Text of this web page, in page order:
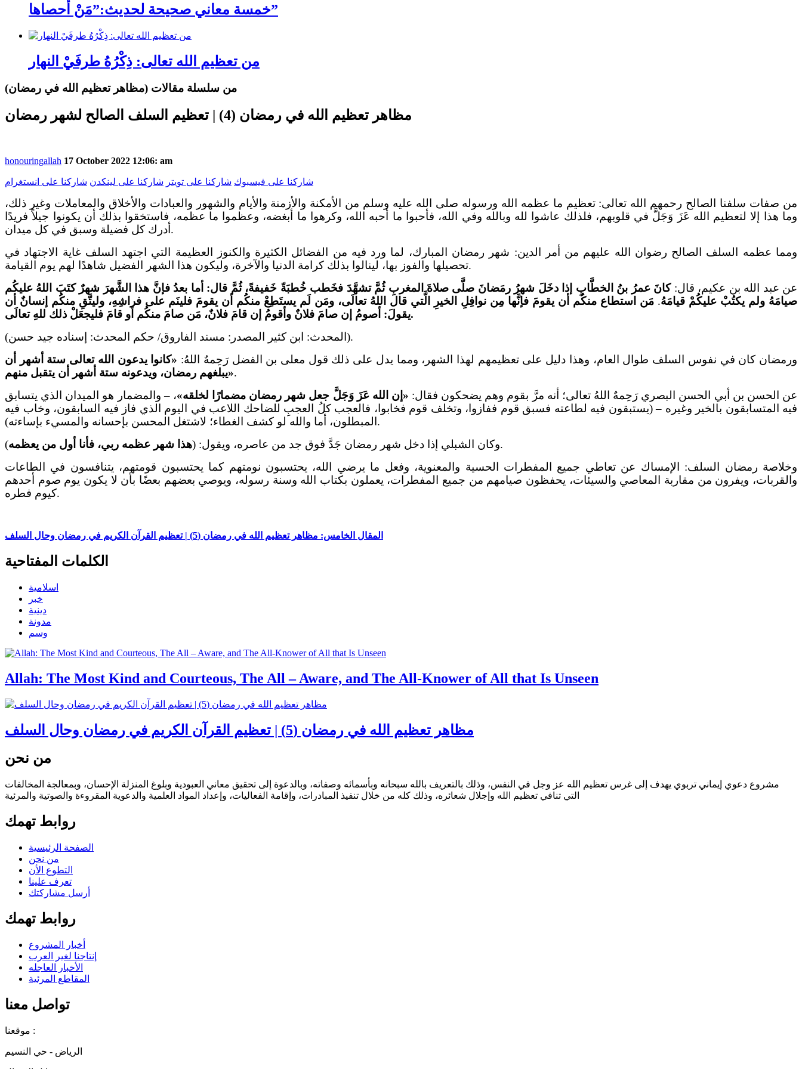
خمسة معاني صحيحة لحديث:”مَنْ أحصاها”
من تعظيم الله تعالى: ذِكْرُهُ طرفَيْ النهار
من سلسلة مقالات (مظاهر تعظيم الله في رمضان)
مظاهر تعظيم الله في رمضان (4) | تعظيم السلف الصالح لشهر رمضان
honouringallah 17 October 2022 12:06: am
شاركنا على فيسبوك شاركنا على تويتر شاركنا على لينكدن شاركنا على انستغرام
من صفات سلفنا الصالح رحمهم الله تعالى: تعظيم ما عظمه الله ورسوله صلى الله عليه وسلم من الأمكنة والأزمنة والأيام والشهور والعبادات والأخلاق والمعاملات وغير ذلك،
وما هذا إلا لتعظيم الله عَزَ وَجَلَّ في قلوبهم، فلذلك عاشوا لله وبالله وفي الله، فأحبوا ما أحبه الله، وكرهوا ما أبغضه، وعظموا ما عظمه، فاستخقوا بذلك أن يكونوا جيلاً فريدًا
أدرك كل فضيلة وسبق في كل ميدان.
ومما عظمه السلف الصالح رضوان الله عليهم من أمر الدين: شهر رمضان المبارك، لما ورد فيه من الفضائل الكثيرة والكنوز العظيمة التي اجتهد السلف غاية الاجتهاد في
تحصيلها والفوز بها، لينالوا بذلك كرامة الدنيا والآخرة، وليكون هذا الشهر الفضيل شاهدًا لهم يوم القيامة.
عن عبد الله بن عكيم، قال:كانَ عمرُ بنُ الخطَّابِ إذا دخَلَ شهرُ رمَضانَ صلَّى صلاةَ المغربِ ثُمَّ تشهَّدَ فخَطب خُطبَةّ خَفيفةً، ثُمَّ قال: أما بعدُ فإنَّ هذا الشَّهرَ شهرٌ كتَبَ اللهُ عليكُم
صيامَهُ ولم يكتُبْ عليكُمْ قيامَهُ. مَن استطاع منكُم أن يقومَ فإنَّها مِن نوافِلِ الخيرِ الَّتي قال اللهُ تعالَى، ومَن لَم يستَطِعْ منكُم أن يقومَ فلينَم على فراشِهِ، وليتَّقِ منكُم إنسانٌ أن
يقولَ: أصومُ إن صامَ فلانٌ وأقومُ إن قامَ فلانٌ، مَن صامَ منكُم أو قامَ فليجعَلْ ذلك للهِ تعالَى.
(المحدث: ابن كثير المصدر: مسند الفاروق/ حكم المحدث: إسناده جيد حسن).
ورمضان كان في نفوس السلف طوال العام، وهذا دليل على تعظيمهم لهذا الشهر، ومما يدل على ذلك قول معلى بن الفضل رَحِمهٌ اللهُ: «كانوا يدعون الله تعالى ستة أشهر أن
يبلغهم رمضان، ويدعونه ستة أشهر أن يتقبل منهم».
عن الحسن بن أبي الحسن البصري رَحِمهٌ اللهُ تعالى؛ أنه مرَّ بقوم وهم يضحكون فقال: «إن الله عَزَ وَجَلَّ جعل شهر رمضان مضمارًا لخلقه»، – والمضمار هو الميدان الذي يتسابق
فيه المتسابقون بالخير وغيره – (يستبقون فيه لطاعته فسبق قوم ففازوا، وتخلف قوم فخابوا، فالعجب كلُ العجبِ للضاحك اللاعب في اليوم الذي فاز فيه السابقون، وخاب فيه
المبطلون، أما والله لو كشف الغطاء؛ لاشتغل المحسن بإحسانه والمسيء بإساءته).
وكان الشبلي إذا دخل شهر رمضان جَدَّ فوق جد من عاصره، ويقول: (هذا شهر عظمه ربي، فأنا أول من يعظمه
).
وخلاصة رمضان السلف: الإمساك عن تعاطي جميع المفطرات الحسية والمعنوية، وفعل ما يرضي الله، يحتسبون نومتهم كما يحتسبون قومتهم، يتنافسون في الطاعات
والقربات، ويفرون من مقاربة المعاصي والسيئات، يحفظون صيامهم من جميع المفطرات، يعملون بكتاب الله وسنة رسوله، ويوصي بعضهم بعضًا بأن لا يكون يوم صوم أحدهم
كيوم فطره.
المقال الخامس: مظاهر تعظيم الله في رمضان (5) | تعظيم القرآن الكريم في رمضان وحال السلف
الكلمات المفتاحية
اسلامية
خبر
دينية
مدونة
وسم
Allah: The Most Kind and Courteous, The All – Aware, and The All-Knower of All that Is Unseen
مظاهر تعظيم الله في رمضان (5) | تعظيم القرآن الكريم في رمضان وحال السلف
من نحن
مشروع دعوي إيماني تربوي يهدف إلى غرس تعظيم الله عز وجل في النفس، وذلك بالتعريف بالله سبحانه وبأسمائه وصفاته، وبالدعوة إلى تحقيق معاني العبودية وبلوغ المنزلة الإحسان، وبمعالجة المخالفات
التي تنافي تعظيم الله وإجلال شعائره، وذلك كله من خلال تنفيذ المبادرات، وإقامة الفعاليات، وإعداد المواد العلمية والدعوية المقروءة والصوتية والمرئية
روابط تهمك
الصفحة الرئيسية
من نحن
التطوع الأن
تعرف علينا
أرسل مشاركتك
روابط تهمك
أخبار المشروع
إنتاجنا لغير العرب
الأخبار العاجله
المقاطع المرئية
تواصل معنا
موقعنا :
الرياض - حي النسيم